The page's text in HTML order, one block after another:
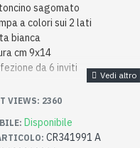
sagomato
a colori sui 2 lati
bianca
cm 9x14
da 6 inviti
Disponibile
CR341991 A
VIEWS: 2360